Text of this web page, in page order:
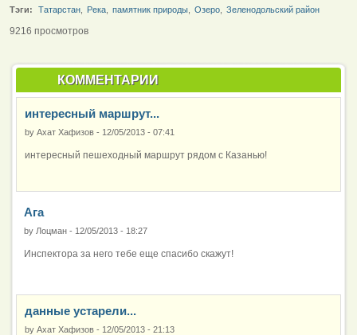
Тэги:
Татарстан Река памятник природы Озеро Зеленодольский район
9216 просмотров
КОММЕНТАРИИ
интересный маршрут...
by Ахат Хафизов - 12/05/2013 - 07:41
интересный пешеходный маршрут рядом с Казанью!
Ага
by Лоцман - 12/05/2013 - 18:27
Инспектора за него тебе еще спасибо скажут!
данные устарели...
by Ахат Хафизов - 12/05/2013 - 21:13